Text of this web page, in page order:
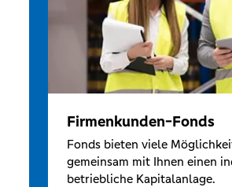
Firmenkunden-Fonds
Fonds bieten viele
gemeinsam mit Ihnen einen
betriebliche Kapitalanlage.